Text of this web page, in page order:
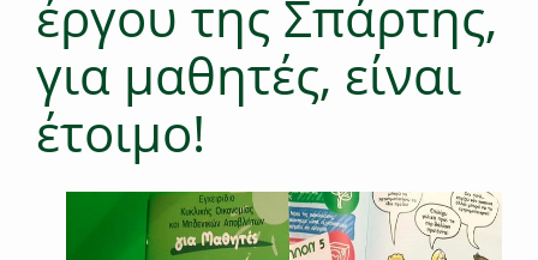
έργου της Σπάρτης,
για μαθητές, είναι
έτοιμο!